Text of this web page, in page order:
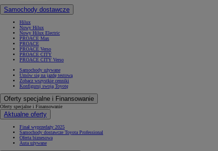
Samochody dostawcze
Hilux
Nowy Hilux
Nowy Hilux Electric
PROACE Max
PROACE
PROACE Verso
PROACE CITY
PROACE CITY Verso
Samochody używane
Umów się na jazdę testową
Zobacz wszystkie cenniki
Konfiguruj swoją Toyotę
Oferty specjalne i Finansowanie
Oferty specjalne i Finansowanie
Aktualne oferty
Finał wyprzedaży 2025
Samochody dostawcze Toyota Professional
Oferta biznesowa
Auta używane